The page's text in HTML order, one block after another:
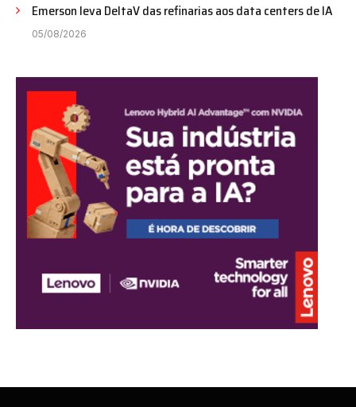
Emerson leva DeltaV das refinarias aos data centers de IA
05/08/2026